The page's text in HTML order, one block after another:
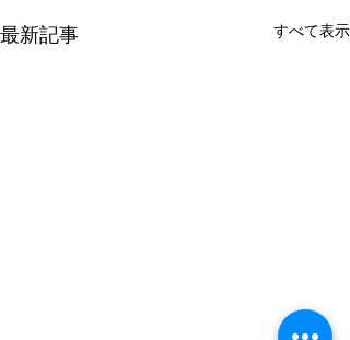
最新記事 すべて表示